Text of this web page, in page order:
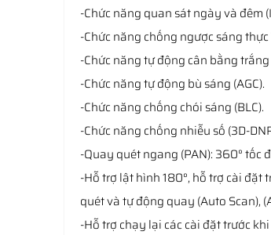
-Chức năng quan sát ngày và đêm
-Chức năng chống ngược sáng thực
-Chức năng tự động cân bằng trắng
-Chức năng tự động bù sáng (AGC).
-Chức năng chống chói sáng (BLC).
-Chức năng chống nhiễu số (3D-
-Quay quét ngang (PAN): 360° tốc
-Hỗ trợ lật hình 180°, hỗ trợ cài đặt
quét và tự động quay (Auto Scan),
-Hỗ trợ chạy lại các cài đặt trước